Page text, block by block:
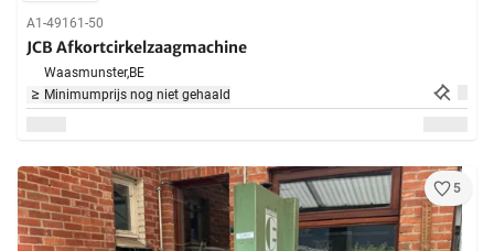
A1-49161-50
JCB Afkortcirkelzaagmachine
Waasmunster,BE
Minimumprijs nog niet gehaald
5